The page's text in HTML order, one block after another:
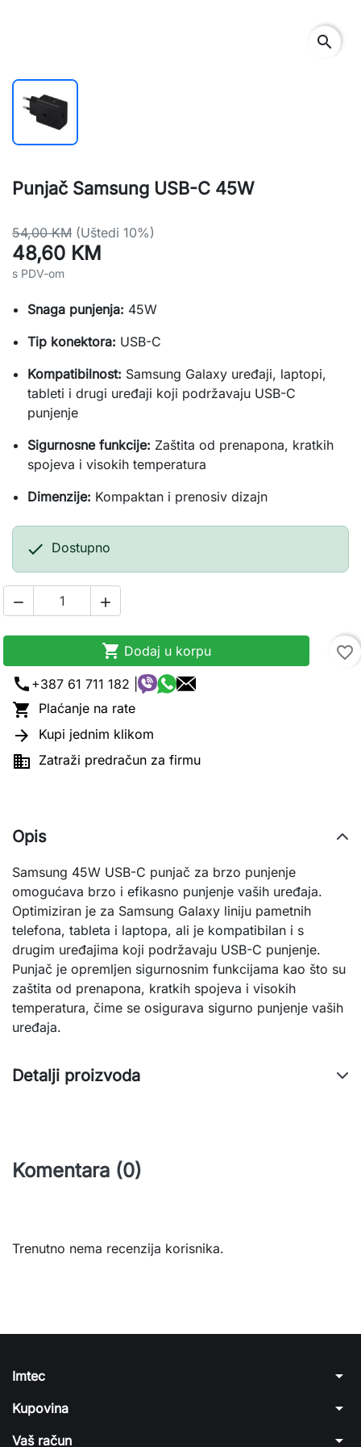
search
Punjač Samsung USB-C 45W
54,00 KM (Uštedi 10%)
48,60 KM
s PDV-om
Snaga punjenja: 45W
Tip konektora: USB-C
Kompatibilnost: Samsung Galaxy uređaji, laptopi,
tableti i drugi uređaji koji podržavaju USB-C
punjenje
Sigurnosne funkcije: Zaštita od prenapona, kratkih
spojeva i visokih temperatura
Dimenzije: Kompaktan i prenosiv dizajn
 Dostupno
 
 Dodaj u korpu
favorite_border
call +387 61 711 182 |
 Plaćanje na rate
 Kupi jednim klikom
 Zatraži predračun za firmu
Opis
Samsung 45W USB-C punjač za brzo punjenje
omogućava brzo i efikasno punjenje vaših uređaja.
Optimiziran je za Samsung Galaxy liniju pametnih
telefona, tableta i laptopa, ali je kompatibilan i s
drugim uređajima koji podržavaju USB-C punjenje.
Punjač je opremljen sigurnosnim funkcijama kao što su
zaštita od prenapona, kratkih spojeva i visokih
temperatura, čime se osigurava sigurno punjenje vaših
uređaja.
Detalji proizvoda
Komentara (0)
Trenutno nema recenzija korisnika.
Imtec arrow_drop_down
Kupovina arrow_drop_down
Vaš račun arrow_drop_down